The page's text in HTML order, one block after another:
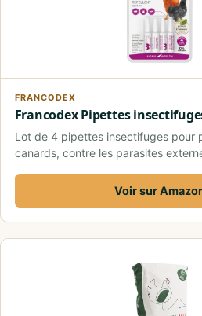
FRANCODEX
Francodex Pipettes
Lot de 4 pipettes insectifuges pour
canards, contre les parasites
Voir sur